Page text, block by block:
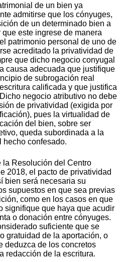
de un bien ya
admitirse que los cónyuges,
de un determinado bien a
este ingrese de manera
patrimonio personal de uno de
acreditado la privatividad de
que dicho negocio conyugal
causa adecuada que justifique
de subrogación real
calificada y que justifica
negocio atributivo no debe
de privatividad (exigida por
pues la virtualidad de
del bien, sobre ser
queda subordinada a la
hecho confesado.
la Resolución del Centro
2018, el pacto de privatividad
bien será necesaria su
supuestos en que sea previas
como en los casos en que
signifique que haya que acudir
o donación entre cónyuges.
suficiente que se
gratuidad de la aportación, o
deduzca de los concretos
redacción de la escritura.